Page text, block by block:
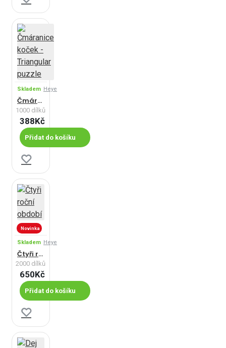
Skladem Heye
Čmáranice koček - Triangular puzzle
1000 dílků
388Kč
Přidat do košíku
Novinka
Skladem Heye
Čtyři roční období
2000 dílků
650Kč
Přidat do košíku